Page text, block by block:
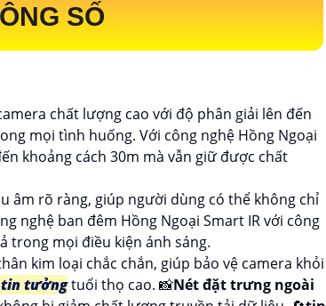
SỐ
chất lượng cao với độ phân giải lên đến
mọi tình huống. Với công nghệ Hồng Ngoại
khoảng cách 30m mà vẫn giữ được chất
âm rõ ràng, giúp người dùng có thể không chỉ
nghệ ban đêm Hồng Ngoại Smart IR với công
trong mọi điều kiện ánh sáng.
kim loại chắc chắn, giúp bảo vệ camera khỏi
tin tưởngtuổi thọ cao. 📸Nét đặt trưng ngoài